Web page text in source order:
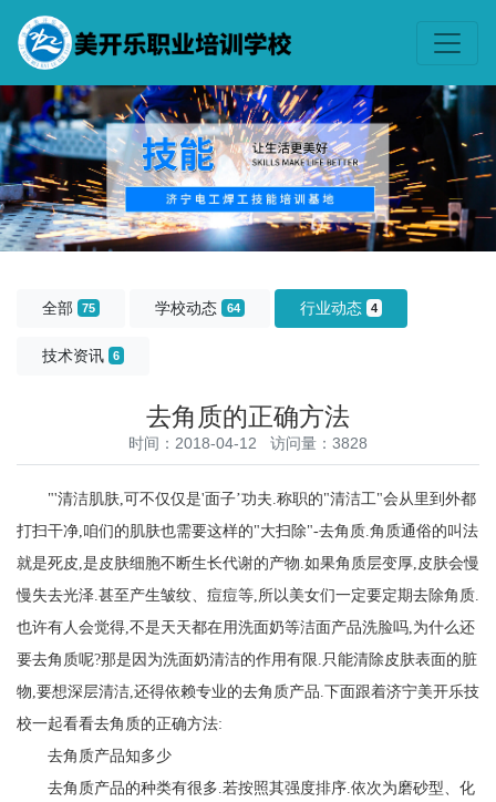
全部 75 学校动态 64 行业动态 4
技术资讯 6
去角质的正确方法
时间：2018-04-12 访问量：3828
"'清洁肌肤,可不仅仅是'面子’功夫.称职的"清洁工"会从里到外都
打扫干净,咱们的肌肤也需要这样的"大扫除"-去角质.角质通俗的叫法
就是死皮,是皮肤细胞不断生长代谢的产物.如果角质层变厚,皮肤会慢
慢失去光泽.甚至产生皱纹、痘痘等,所以美女们一定要定期去除角质.
也许有人会觉得,不是天天都在用洗面奶等洁面产品洗脸吗,为什么还
要去角质呢?那是因为洗面奶清洁的作用有限.只能清除皮肤表面的脏
物,要想深层清洁,还得依赖专业的去角质产品.下面跟着济宁美开乐技
校一起看看去角质的正确方法:
去角质产品知多少
去角质产品的种类有很多.若按照其强度排序.依次为磨砂型、化